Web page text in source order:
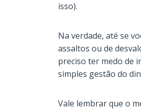
isso).
Na verdade, até se
assaltos ou de
preciso ter medo de
simples gestão do
Vale lembrar que o